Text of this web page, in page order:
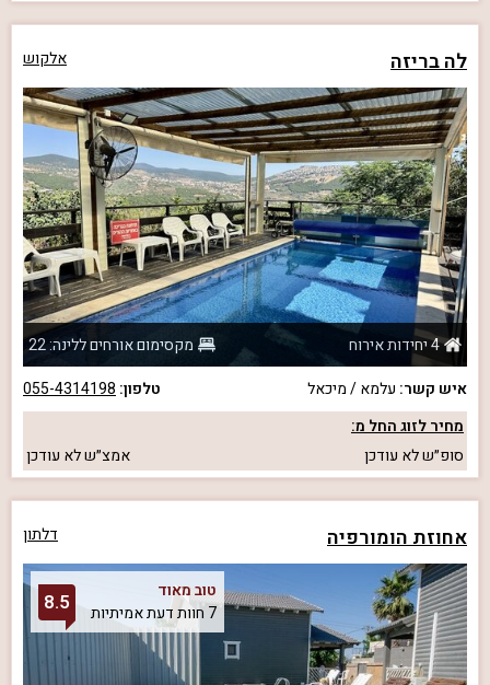
לה בריזה אלקוש
4 יחידות אירוח
מקסימום אורחים ללינה: 22
איש קשר: עלמא / מיכאל טלפון: 055-4314198
מחיר לזוג החל מ:
סופ״שלא עודכן אמצ״שלא עודכן
אחוזת הומורפיה דלתון
טוב מאוד
7 חוות דעת אמיתיות
8.5